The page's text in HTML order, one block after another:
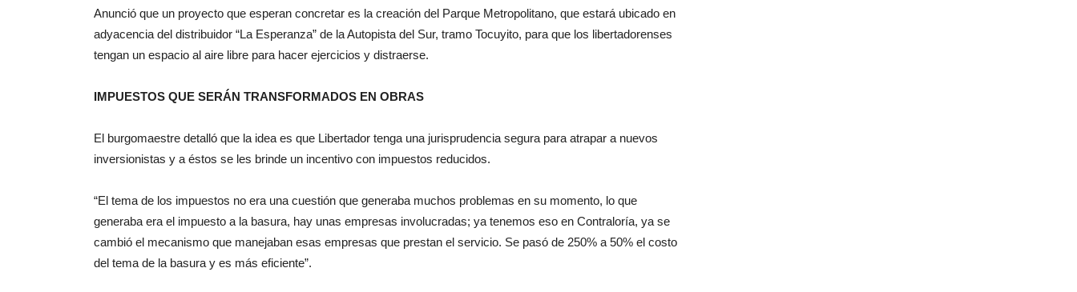
Anunció que un proyecto que esperan concretar es la creación del Parque Metropolitano, que estará ubicado en
adyacencia del distribuidor “La Esperanza” de la Autopista del Sur, tramo Tocuyito, para que los libertadorenses
tengan un espacio al aire libre para hacer ejercicios y distraerse.
IMPUESTOS QUE SERÁN TRANSFORMADOS EN OBRAS
El burgomaestre detalló que la idea es que Libertador tenga una jurisprudencia segura para atrapar a nuevos
inversionistas y a éstos se les brinde un incentivo con impuestos reducidos.
“El tema de los impuestos no era una cuestión que generaba muchos problemas en su momento, lo que
generaba era el impuesto a la basura, hay unas empresas involucradas; ya tenemos eso en Contraloría, ya se
cambió el mecanismo que manejaban esas empresas que prestan el servicio. Se pasó de 250% a 50% el costo
del tema de la basura y es más eficiente”.